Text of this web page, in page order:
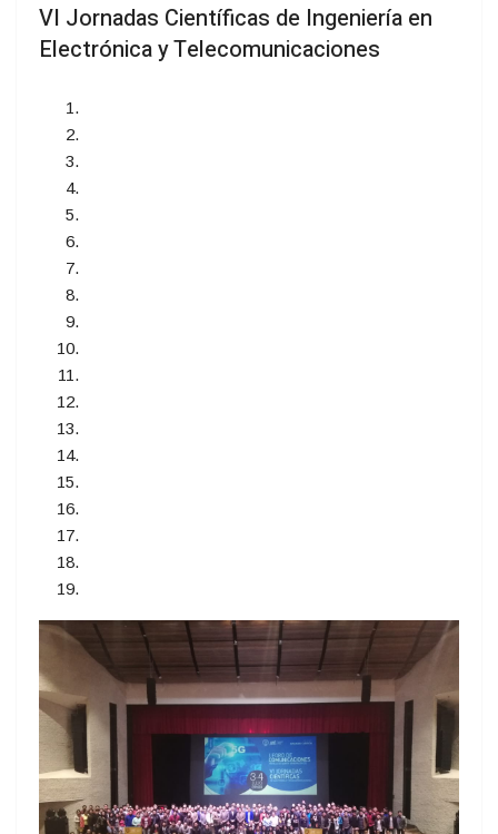
VI Jornadas Científicas de Ingeniería en
Electrónica y Telecomunicaciones